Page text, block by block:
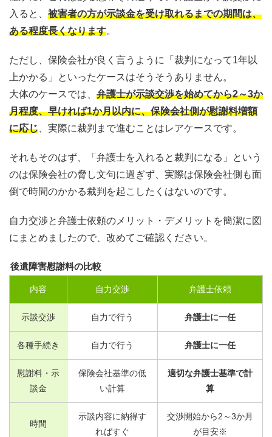
入ると、 被害者の方が示談金を受け取れるまでの期間は、
ある程度長くなります。
ただし、保険会社が良く言うように「裁判になって1年以
上かかる」といったケースはそうそうありません。
大体のケースでは、 弁護士が示談交渉を始めてから2～3か
月程度、早ければ1か月以内に、保険会社側が慰謝料増額
に応じ 、実際に裁判まで進むことはレアケースです。
それもそのはず、「弁護士を入れると裁判になる」という
のは保険会社の脅し文句に過ぎず、実際は保険会社側も面
倒で時間のかかる裁判を起こしたくはないのです。
自力交渉と弁護士依頼のメリット・デメリットを簡潔に図
にまとめましたので、改めてご確認ください。
後遺障害慰謝料の比較
内容 自力交渉 弁護士依頼
示談交渉 自力で行う 弁護士に一任
各種手続き 自力で行う 弁護士に一任
慰謝料・示
談金
保険会社基準の低
い計算
適切な弁護士基準で計
算
時間
示談内容に納得す
ればすぐ
交渉開始から2 ～3か月
が目安※